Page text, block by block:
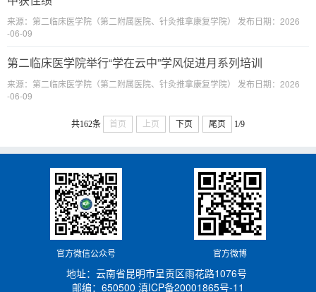
来源：第二临床医学院（第二附属医院、针灸推拿康复学院） 发布日期：2026
-06-09
第二临床医学院举行“学在云中”学风促进月系列培训
来源：第二临床医学院（第二附属医院、针灸推拿康复学院） 发布日期：2026
-06-09
共162条 首页 上页 下页 尾页 1/9
官方微信公众号 官方微博
地址：云南省昆明市呈贡区雨花路1076号
邮编：650500 滇ICP备20001865号-11